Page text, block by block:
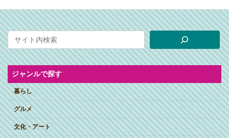
ジャンルで探す
暮らし
グルメ
文化・アート